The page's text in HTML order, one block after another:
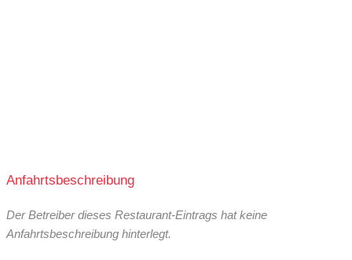
Anfahrtsbeschreibung
Der Betreiber dieses Restaurant-Eintrags hat keine
Anfahrtsbeschreibung hinterlegt.